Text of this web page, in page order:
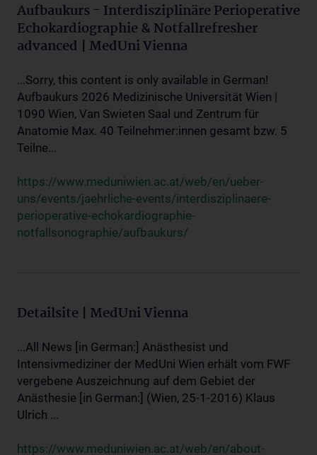
Aufbaukurs - Interdisziplinäre Perioperative
Echokardiographie & Notfallrefresher
advanced | MedUni Vienna
...Sorry, this content is only available in German!
Aufbaukurs 2026 Medizinische Universität Wien |
1090 Wien, Van Swieten Saal und Zentrum für
Anatomie Max. 40 Teilnehmer:innen gesamt bzw. 5
Teilne...
https://www.meduniwien.ac.at/web/en/ueber-
uns/events/jaehrliche-events/interdisziplinaere-
perioperative-echokardiographie-
notfallsonographie/aufbaukurs/
Detailsite | MedUni Vienna
...All News [in German:] Anästhesist und
Intensivmediziner der MedUni Wien erhält vom FWF
vergebene Auszeichnung auf dem Gebiet der
Anästhesie [in German:] (Wien, 25-1-2016) Klaus
Ulrich ...
https://www.meduniwien.ac.at/web/en/about-